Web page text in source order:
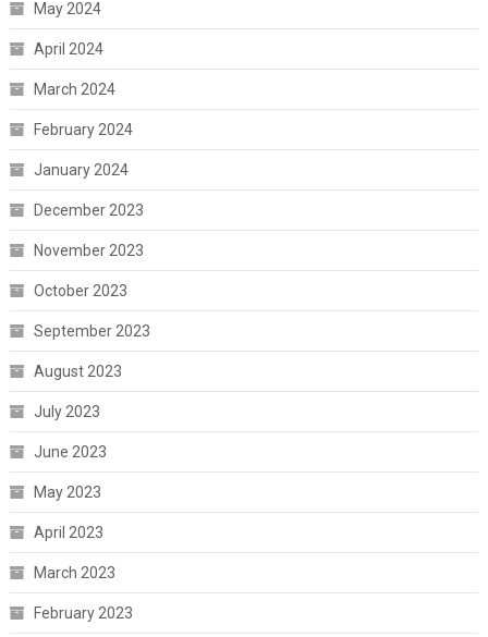
May 2024
April 2024
March 2024
February 2024
January 2024
December 2023
November 2023
October 2023
September 2023
August 2023
July 2023
June 2023
May 2023
April 2023
March 2023
February 2023